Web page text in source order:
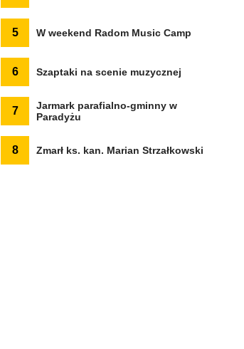
5 W weekend Radom Music Camp
6 Szaptaki na scenie muzycznej
7
Jarmark parafialno-gminny w
Paradyżu
8 Zmarł ks. kan. Marian Strzałkowski